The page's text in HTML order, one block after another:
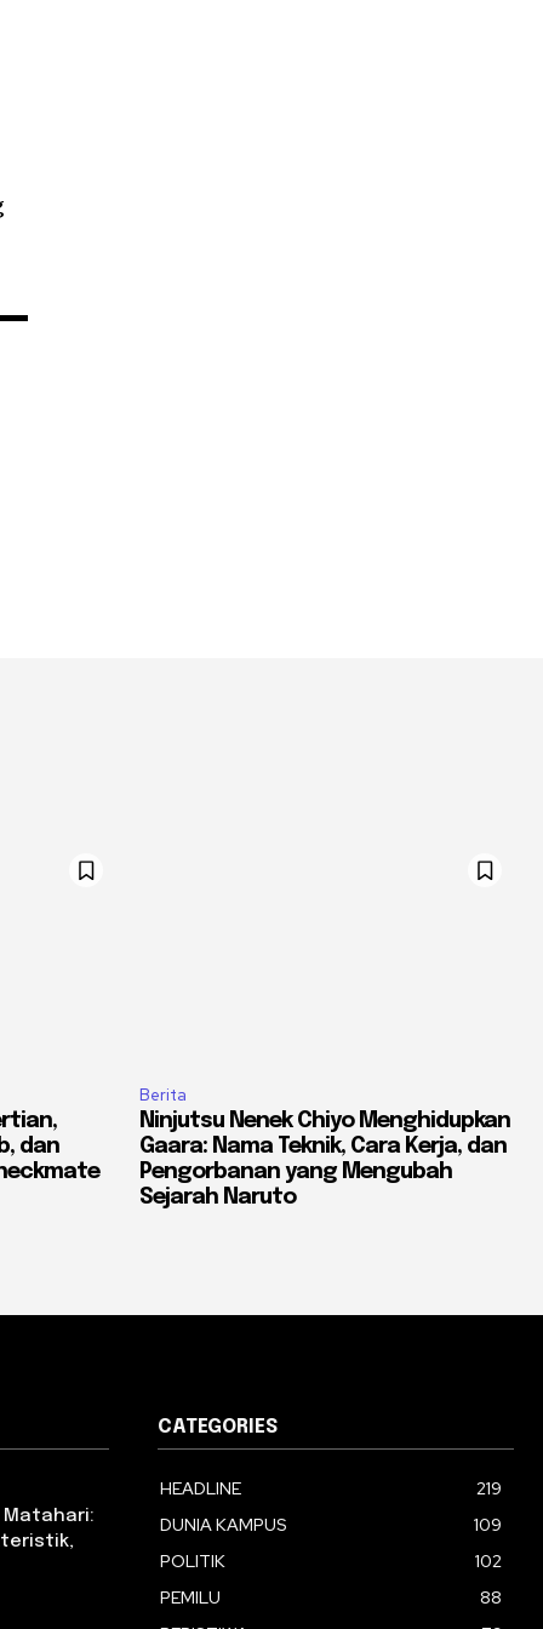
dan
Berita
Ninjutsu Nenek Chiyo Menghidupkan
Gaara: Nama Teknik, Cara Kerja, dan
Pengorbanan yang Mengubah
Sejarah Naruto
Matahari:
CATEGORIES
HEADLINE
219
DUNIA KAMPUS
109
POLITIK
102
PEMILU
88